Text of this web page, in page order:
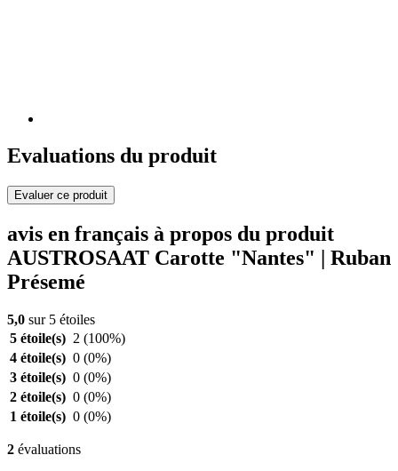
Evaluations du produit
Evaluer ce produit
avis en français à propos du produit
AUSTROSAAT Carotte "Nantes" | Ruban
Présemé
5,0 sur 5 étoiles
5 étoile(s) 2 (100%)
4 étoile(s) 0 (0%)
3 étoile(s) 0 (0%)
2 étoile(s) 0 (0%)
1 étoile(s) 0 (0%)
2 évaluations